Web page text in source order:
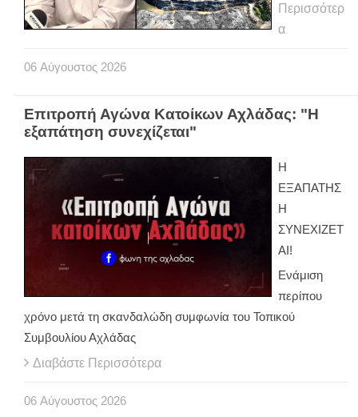
Περισσότερ
α
06 Αύγουστος 2026
Επιτροπή Αγώνα Κατοίκων Αχλάδας: "Η
εξαπάτηση συνεχίζεται"
Η
ΕΞΑΠΑΤΗΣ
Η
ΣΥΝΕΧΙΖΕΤ
ΑΙ!
Ενάμιση
περίπου
χρόνο μετά τη σκανδαλώδη συμφωνία του Τοπικού
Συμβουλίου Αχλάδας
Διαβάστε Περισσότερα
06 Αύγουστος 2026